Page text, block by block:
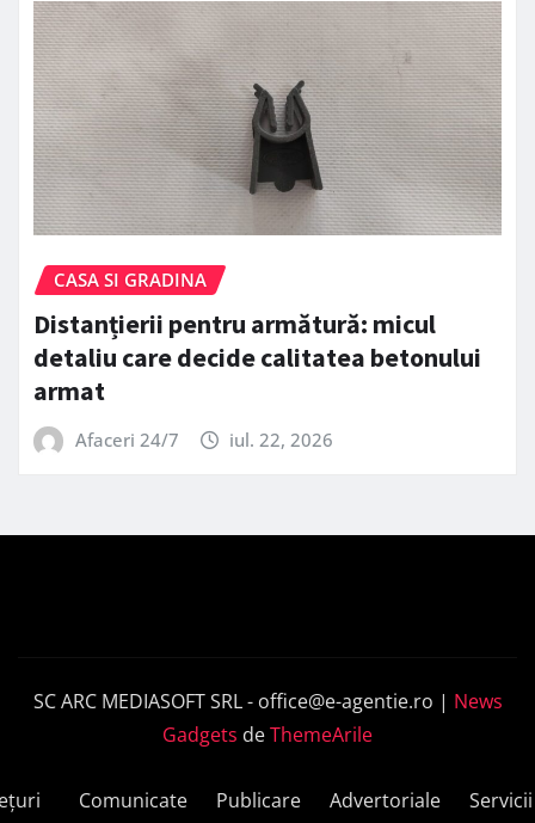
CASA SI GRADINA
Distanțierii pentru armătură: micul
detaliu care decide calitatea betonului
armat
Afaceri 24/7 iul. 22, 2026
SC ARC MEDIASOFT SRL - office@e-agentie.ro | News
Gadgets deThemeArile
Comunicate
Publicare
Advertoriale
Servicii